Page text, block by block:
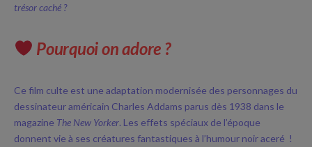
trésor caché ?
Pourquoi on adore ?
Ce film culte est une adaptation modernisée des personnages du
dessinateur américain Charles Addams parus dès 1938 dans le
magazine The New Yorker. Les effets spéciaux de l’époque
donnent vie à ses créatures fantastiques à l’humour noir aceré !